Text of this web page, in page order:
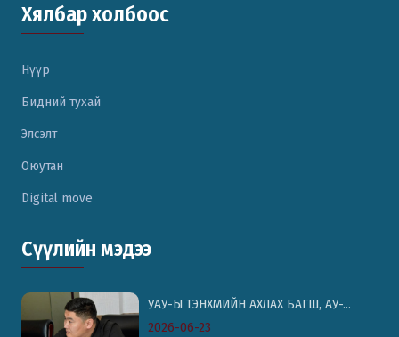
Хялбар холбоос
Нүүр
Бидний тухай
Элсэлт
Оюутан
Digital move
Сүүлийн мэдээ
УАУ-Ы ТЭНХМИЙН АХЛАХ БАГШ, АУ-...
2026-06-23